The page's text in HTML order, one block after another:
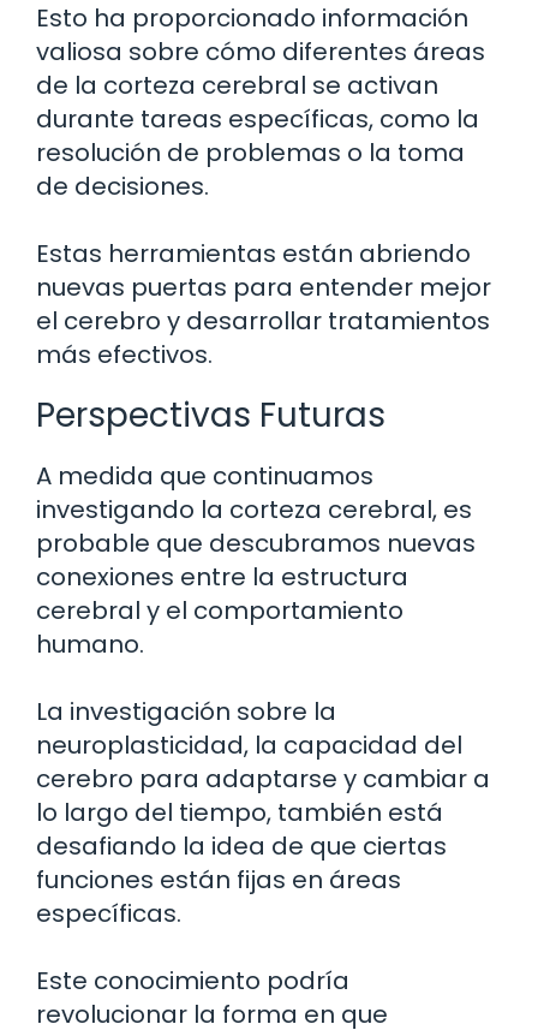
Esto ha proporcionado información
valiosa sobre cómo diferentes áreas
de la corteza cerebral se activan
durante tareas específicas, como la
resolución de problemas o la toma
de decisiones.
Estas herramientas están abriendo
nuevas puertas para entender mejor
el cerebro y desarrollar tratamientos
más efectivos.
Perspectivas Futuras
A medida que continuamos
investigando la corteza cerebral, es
probable que descubramos nuevas
conexiones entre la estructura
cerebral y el comportamiento
humano.
La investigación sobre la
neuroplasticidad, la capacidad del
cerebro para adaptarse y cambiar a
lo largo del tiempo, también está
desafiando la idea de que ciertas
funciones están fijas en áreas
específicas.
Este conocimiento podría
revolucionar la forma en que